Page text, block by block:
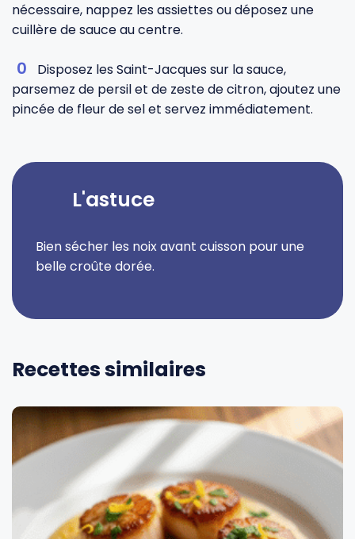
nécessaire, nappez les assiettes ou déposez une
cuillère de sauce au centre.
Disposez les Saint-Jacques sur la sauce,
parsemez de persil et de zeste de citron, ajoutez une
pincée de fleur de sel et servez immédiatement.
L'astuce
Bien sécher les noix avant cuisson pour une
belle croûte dorée.
Recettes similaires